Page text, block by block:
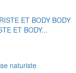
ET BODY...